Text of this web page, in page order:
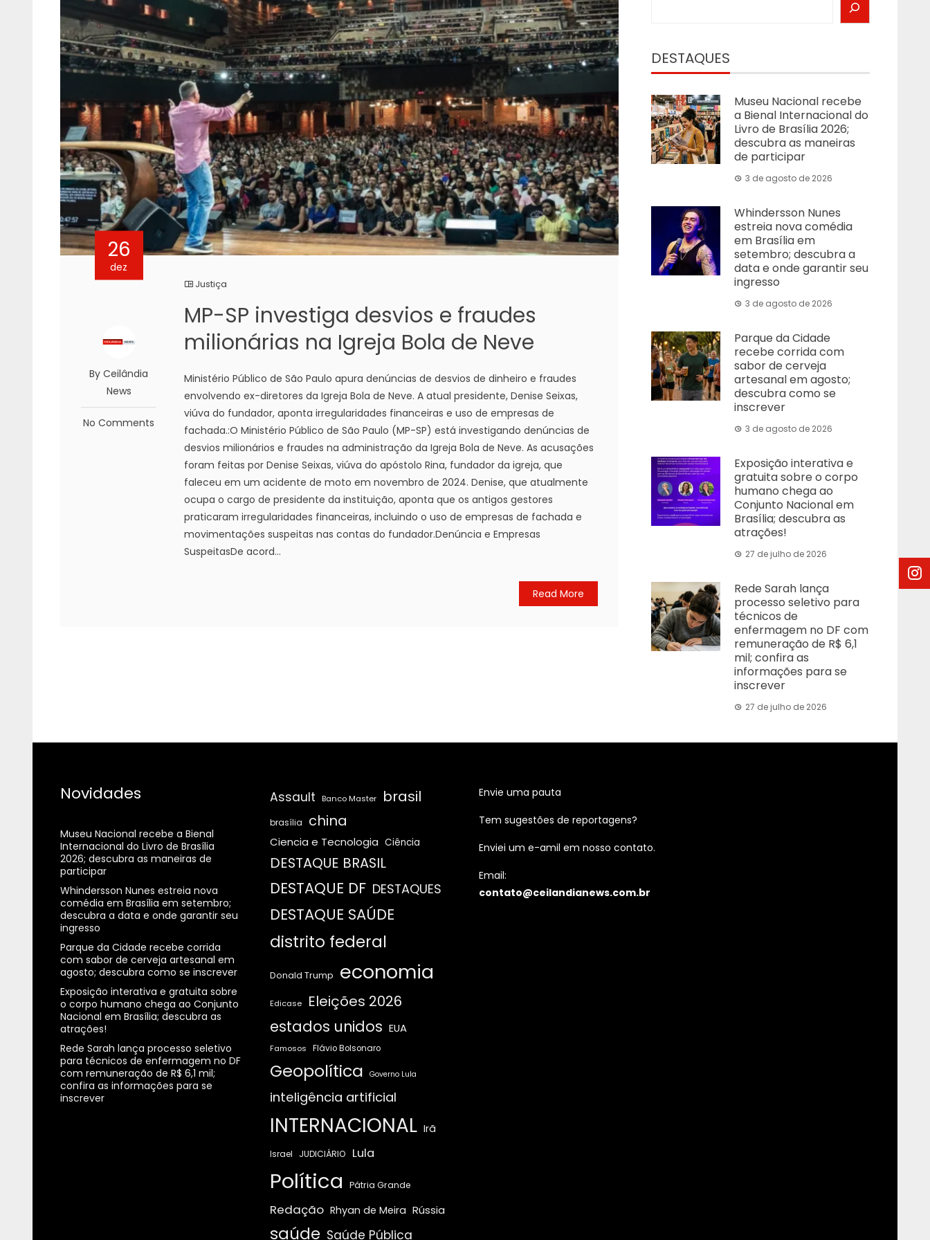
26
dez
By Ceilândia
News
No Comments
Justiça
MP-SP investiga desvios e fraudes
milionárias na Igreja Bola de Neve
Ministério Público de São Paulo apura denúncias de desvios de dinheiro e fraudes
envolvendo ex-diretores da Igreja Bola de Neve. A atual presidente, Denise Seixas,
viúva do fundador, aponta irregularidades financeiras e uso de empresas de
fachada.:O Ministério Público de São Paulo (MP-SP) está investigando denúncias de
desvios milionários e fraudes na administração da Igreja Bola de Neve. As acusações
foram feitas por Denise Seixas, viúva do apóstolo Rina, fundador da igreja, que
faleceu em um acidente de moto em novembro de 2024. Denise, que atualmente
ocupa o cargo de presidente da instituição, aponta que os antigos gestores
praticaram irregularidades financeiras, incluindo o uso de empresas de fachada e
movimentações suspeitas nas contas do fundador.Denúncia e Empresas
SuspeitasDe acord...
Read More
DESTAQUES
Museu Nacional recebe
a Bienal Internacional do
Livro de Brasília 2026;
descubra as maneiras
de participar
3 de agosto de 2026
Whindersson Nunes
estreia nova comédia
em Brasília em
setembro; descubra a
data e onde garantir seu
ingresso
3 de agosto de 2026
Parque da Cidade
recebe corrida com
sabor de cerveja
artesanal em agosto;
descubra como se
inscrever
3 de agosto de 2026
Exposição interativa e
gratuita sobre o corpo
humano chega ao
Conjunto Nacional em
Brasília; descubra as
atrações!
27 de julho de 2026
Rede Sarah lança
processo seletivo para
técnicos de
enfermagem no DF com
remuneração de R$ 6,1
mil; confira as
informações para se
inscrever
27 de julho de 2026
Novidades
Museu Nacional recebe a Bienal
Internacional do Livro de Brasília
2026; descubra as maneiras de
participar
Whindersson Nunes estreia nova
comédia em Brasília em setembro;
descubra a data e onde garantir seu
ingresso
Parque da Cidade recebe corrida
com sabor de cerveja artesanal em
agosto; descubra como se inscrever
Exposição interativa e gratuita sobre
o corpo humano chega ao Conjunto
Nacional em Brasília; descubra as
atrações!
Rede Sarah lança processo seletivo
para técnicos de enfermagem no DF
com remuneração de R$ 6,1 mil;
confira as informações para se
inscrever
Assault Banco Master brasil
brasília china
Ciencia e Tecnologia Ciência
DESTAQUE BRASIL
DESTAQUE DF DESTAQUES
DESTAQUE SAÚDE
distrito federal
Donald Trump economia
Edicase Eleições 2026
estados unidos EUA
Famosos Flávio Bolsonaro
Geopolítica Governo Lula
inteligência artificial
INTERNACIONAL Irã
Israel JUDICIÁRIO Lula
Política Pátria Grande
Redação Rhyan de Meira Rússia
saúde Saúde Pública
Envie uma pauta
Tem sugestões de reportagens?
Enviei um e-amil em nosso contato.
Email:
contato@ceilandianews.com.br